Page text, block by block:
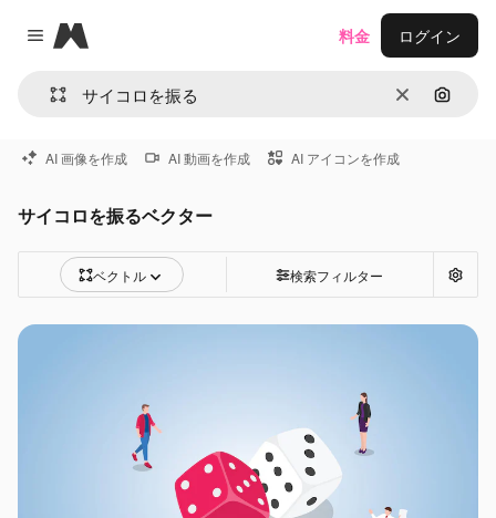
Close menu
Magnific
消去 画像で
料金 ログイン
AI 画像を作成 AI 動画を作成 AI アイコンを作成
サイコロを振るベクター
ベクトル 検索フィルター